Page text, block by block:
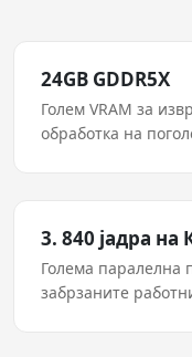
24GB GDDR5X
Голем VRAM за
обработка на
3. 840 јадра на
Голема паралелна
забрзаните